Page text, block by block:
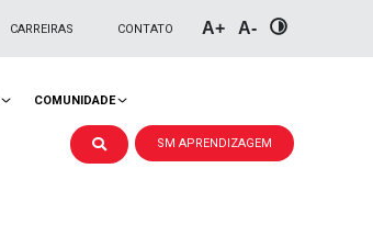
CARREIRAS CONTATO A+ A-
COMUNIDADE
SM APRENDIZAGEM